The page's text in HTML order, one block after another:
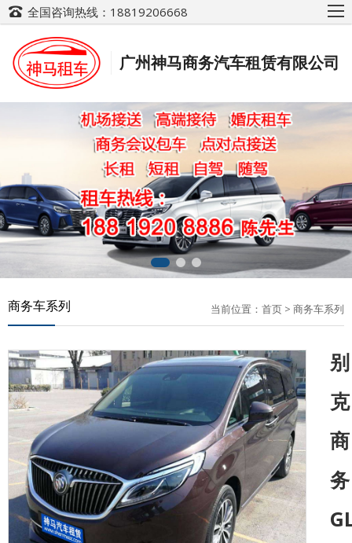
全国咨询热线：18819206668
广州神马商务汽车租赁有限公司
商务车系列 当前位置： 首页 > 商务车系列
别
克
商
务